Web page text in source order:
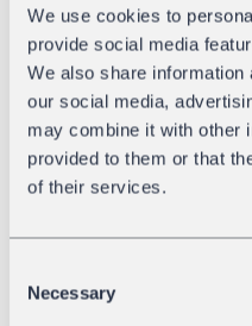
We use cookies to
provide social media
We also share
our social media,
may combine it with other
provided to them or that
of their services.
Selection
Necessary
generalny remont, aby
użycia i
wagonów. Jeśli są
naszych wagonów
aby uzyskać ofertę.